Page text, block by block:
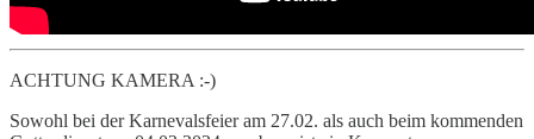
ACHTUNG KAMERA :-)
Sowohl bei der Karnevalsfeier am 27.02. als auch beim kommenden